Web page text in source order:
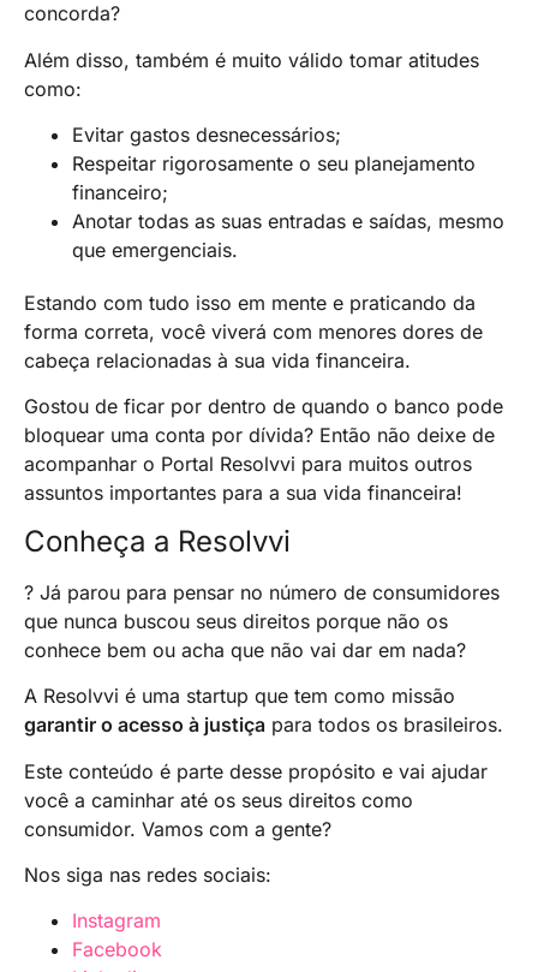
concorda?
Além disso, também é muito válido tomar atitudes
como:
Evitar gastos desnecessários;
Respeitar rigorosamente o seu planejamento
financeiro;
Anotar todas as suas entradas e saídas, mesmo
que emergenciais.
Estando com tudo isso em mente e praticando da
forma correta, você viverá com menores dores de
cabeça relacionadas à sua vida financeira.
Gostou de ficar por dentro de quando o banco pode
bloquear uma conta por dívida? Então não deixe de
acompanhar o Portal Resolvvi para muitos outros
assuntos importantes para a sua vida financeira!
Conheça a Resolvvi
? Já parou para pensar no número de consumidores
que nunca buscou seus direitos porque não os
conhece bem ou acha que não vai dar em nada?
A Resolvvi é uma startup que tem como missão
garantir o acesso à justiça para todos os brasileiros.
Este conteúdo é parte desse propósito e vai ajudar
você a caminhar até os seus direitos como
consumidor. Vamos com a gente?
Nos siga nas redes sociais:
Instagram
Facebook